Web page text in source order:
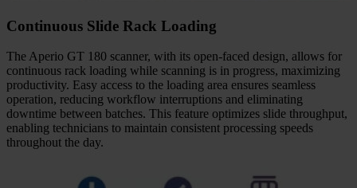
Continuous Slide Rack Loading
The Aperio GT 180 scanner, with its open-faced design, allows for
continuous rack loading while scanning is in progress, maximizing
productivity. Easy access to the loading area ensures seamless
operation, reducing workflow interruptions and eliminating
downtime between batches. This feature optimizes slide throughput,
enabling technicians to maintain consistent processing speeds
throughout the day.